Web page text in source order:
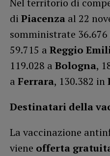
di Piacenza al 22
somministrate 36.676
59.715 a Reggio
119.028 a Bologna,
a Ferrara, 130.382 in
Destinatari della
La vaccinazione
viene offerta